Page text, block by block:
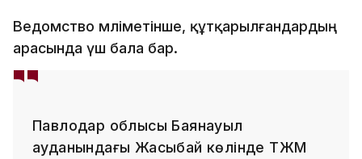
Ведомство мәліметінше, құтқарылғандардың
арасында үш бала бар.
Павлодар облысы Баянауыл
ауданындағы Жасыбай көлінде ТЖМ